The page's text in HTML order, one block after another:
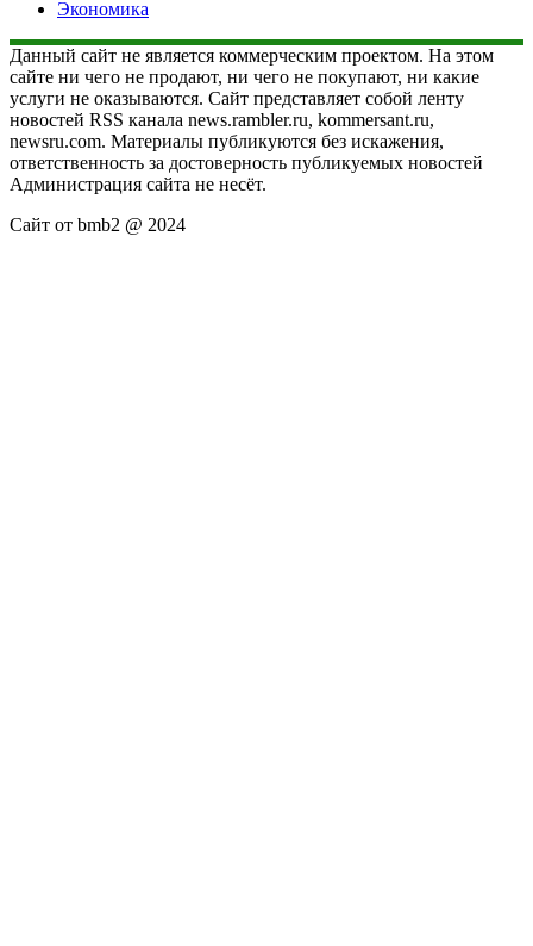
Экономика
Данный сайт не является коммерческим проектом. На этом
сайте ни чего не продают, ни чего не покупают, ни какие
услуги не оказываются. Сайт представляет собой ленту
новостей RSS канала news.rambler.ru, kommersant.ru,
newsru.com. Материалы публикуются без искажения,
ответственность за достоверность публикуемых новостей
Администрация сайта не несёт.
Сайт от bmb2 @ 2024